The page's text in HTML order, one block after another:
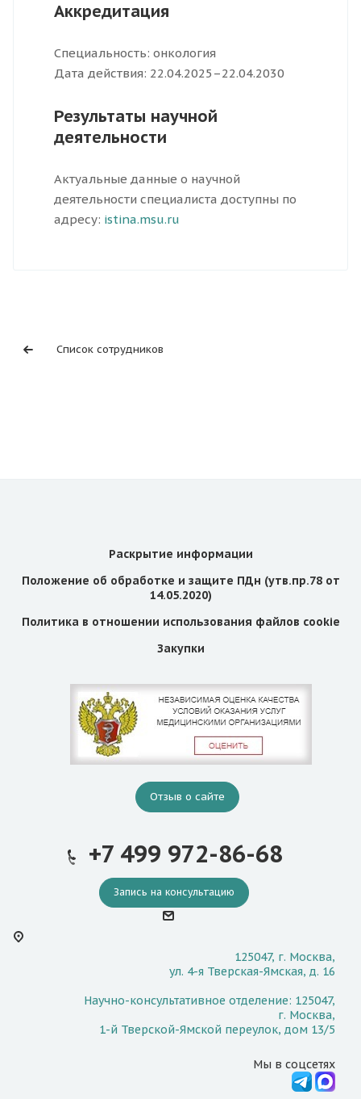
Аккредитация
Специальность: онкология
Дата действия: 22.04.2025–22.04.2030
Результаты научной
деятельности
Актуальные данные о научной
деятельности специалиста доступны по
адресу: istina.msu.ru
Список сотрудников
Раскрытие информации
Положение об обработке и защите ПДн (утв.пр.78 от
14.05.2020)
Политика в отношении использования файлов cookie
Закупки
Отзыв о сайте
+7 499 972-86-68
Запись на консультацию
125047, г. Москва,
ул. 4-я Тверская-Ямская, д. 16
Научно-консультативное отделение: 125047,
г. Москва,
1-й Тверской-Ямской переулок, дом 13/5
Мы в соцсетях